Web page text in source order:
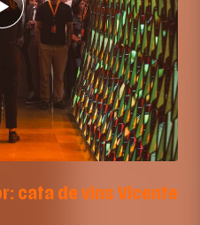
cata de vins Vicente